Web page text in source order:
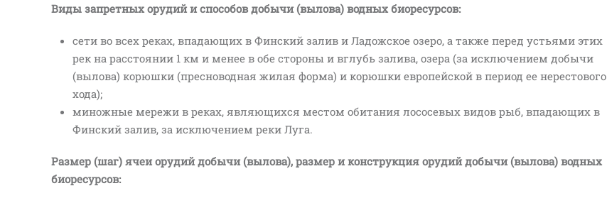
Виды запретных орудий и способов добычи (вылова) водных биоресурсов:
сети во всех реках, впадающих в Финский залив и Ладожское озеро, а также перед устьями этих
рек на расстоянии 1 км и менее в обе стороны и вглубь залива, озера (за исключением добычи
(вылова) корюшки (пресноводная жилая форма) и корюшки европейской в период ее нерестового
хода);
миножные мережи в реках, являющихся местом обитания лососевых видов рыб, впадающих в
Финский залив, за исключением реки Луга.
Размер (шаг) ячеи орудий добычи (вылова), размер и конструкция орудий добычи (вылова) водных
биоресурсов: